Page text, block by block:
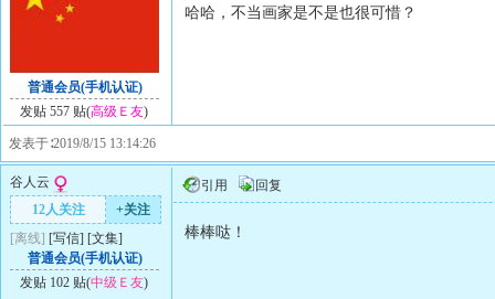
普通会员(手机认证)
发贴 557 贴(高级Ｅ友)
哈哈，不当画家是不是也很可惜？
发表于∶2019/8/15 13:14:26
谷人云
12人关注
+关注
[离线] [写信] [文集]
普通会员(手机认证)
发贴 102 贴(中级Ｅ友)
引用 回复
棒棒哒！